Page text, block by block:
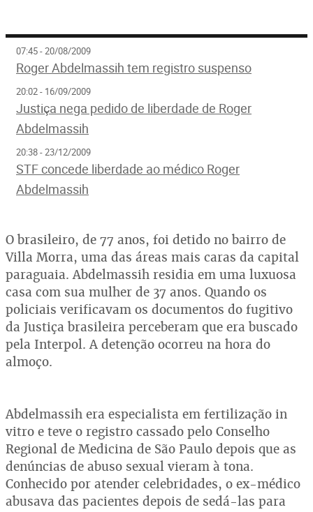
07:45 - 20/08/2009
Roger Abdelmassih tem registro suspenso
20:02 - 16/09/2009
Justiça nega pedido de liberdade de Roger
Abdelmassih
20:38 - 23/12/2009
STF concede liberdade ao médico Roger
Abdelmassih
O brasileiro, de 77 anos, foi detido no bairro de
Villa Morra, uma das áreas mais caras da capital
paraguaia. Abdelmassih residia em uma luxuosa
casa com sua mulher de 37 anos. Quando os
policiais verificavam os documentos do fugitivo
da Justiça brasileira perceberam que era buscado
pela Interpol. A detenção ocorreu na hora do
almoço.
Abdelmassih era especialista em fertilização in
vitro e teve o registro cassado pelo Conselho
Regional de Medicina de São Paulo depois que as
denúncias de abuso sexual vieram à tona.
Conhecido por atender celebridades, o ex-médico
abusava das pacientes depois de sedá-las para